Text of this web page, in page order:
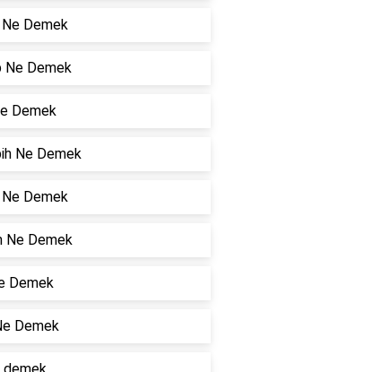
Demek
Ne Demek
Demek
Ne Demek
Demek
Ne Demek
Demek
Demek